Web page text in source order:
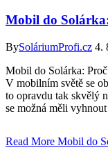
Mobil do
BySoláriumProfi.cz 4.
Mobil do Solárka:
V mobilním světě se
to opravdu tak skvělý
se možná měli
Read More Mobil do